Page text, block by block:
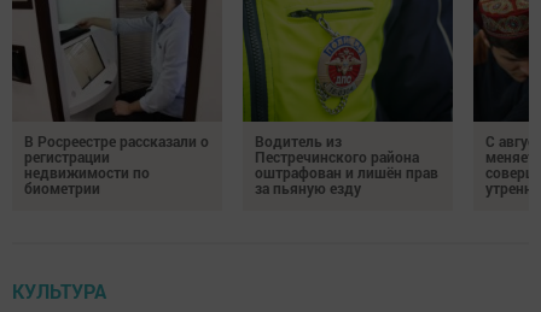
В Росреестре рассказали о
регистрации
недвижимости по
биометрии
Водитель из
Пестречинского района
оштрафован и лишён прав
за пьяную езду
С
КУЛЬТУРА